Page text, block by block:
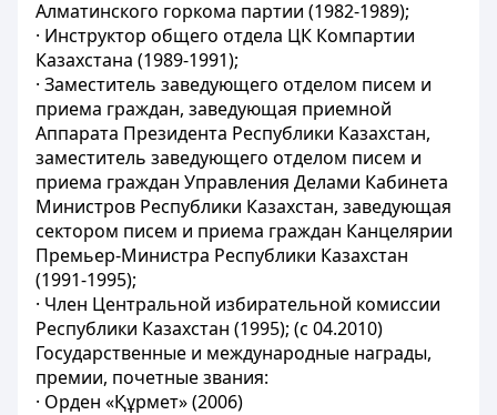
Алматинского горкома партии (1982-1989);
· Инструктор общего отдела ЦК Компартии
Казахстана (1989-1991);
· Заместитель заведующего отделом писем и
приема граждан, заведующая приемной
Аппарата Президента Республики Казахстан,
заместитель заведующего отделом писем и
приема граждан Управления Делами Кабинета
Министров Республики Казахстан, заведующая
сектором писем и приема граждан Канцелярии
Премьер-Министра Республики Казахстан
(1991-1995);
· Член Центральной избирательной комиссии
Республики Казахстан (1995); (с 04.2010)
Государственные и международные награды,
премии, почетные звания:
· Орден «Құрмет» (2006)